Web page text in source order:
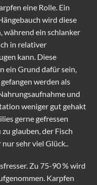
eine Rolle. Ein
wird diese
während ein schlanker
in relativer
kann. Diese
ein Grund dafür sein,
werden als
und
weniger gut gehakt
gerne gefressen
glauben, der Fisch
sehr viel Glück..
Zu 75-90 % wird
Karpfen